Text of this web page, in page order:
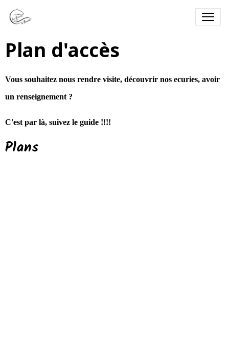
Plan d'accès
Vous souhaitez nous rendre visite, découvrir nos ecuries, avoir
un renseignement ?
C'est par là, suivez le guide !!!!
Plans